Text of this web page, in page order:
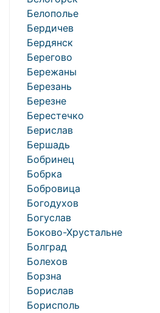
Белополье
Бердичев
Бердянск
Берегово
Бережаны
Березань
Березне
Берестечко
Берислав
Бершадь
Бобринец
Бобрка
Бобровица
Богодухов
Богуслав
Боково-Хрустальне
Болград
Болехов
Борзна
Борислав
Борисполь